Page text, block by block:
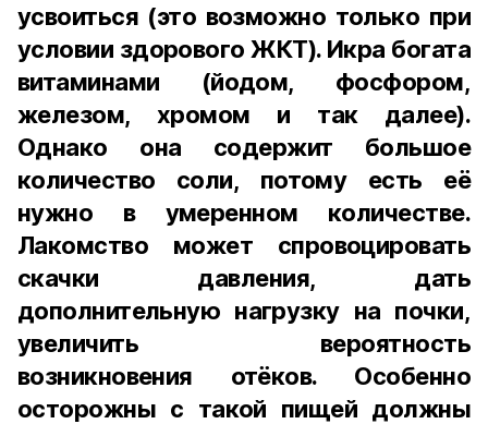
усвоиться (это возможно только при
условии здорового ЖКТ). Икра богата
витаминами (йодом, фосфором,
железом, хромом и так далее).
Однако она содержит большое
количество соли, потому есть её
нужно в умеренном количестве.
Лакомство может спровоцировать
скачки давления, дать
дополнительную нагрузку на почки,
увеличить вероятность
возникновения отёков. Особенно
осторожны с такой пищей должны